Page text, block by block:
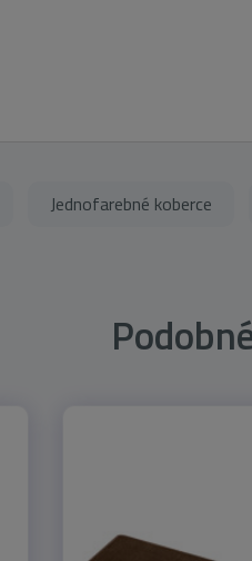
Jednofarebné koberce